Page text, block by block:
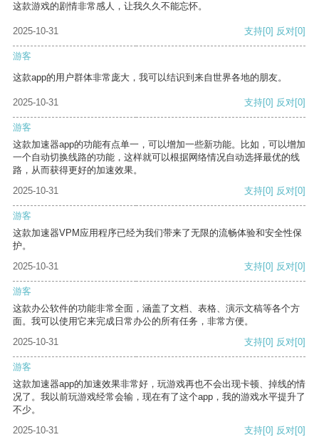
这款游戏的剧情非常感人，让我久久不能忘怀。
2025-10-31 支持[0] 反对[0]
游客
这款app的用户群体非常庞大，我可以结识到来自世界各地的朋友。
2025-10-31 支持[0] 反对[0]
游客
这款加速器app的功能有点单一，可以增加一些新功能。比如，可以增加
一个自动切换线路的功能，这样就可以根据网络情况自动选择最优的线
路，从而获得更好的加速效果。
2025-10-31
支持[0] 反对[0]
游客
这款加速器VPM应用程序已经为我们带来了无限的流畅体验和安全性保
护。
2025-10-31
支持[0] 反对[0]
游客
这款办公软件的功能非常全面，涵盖了文档、表格、演示文稿等各个方
面。我可以使用它来完成日常办公的所有任务，非常方便。
2025-10-31
支持[0] 反对[0]
游客
这款加速器app的加速效果非常好，玩游戏再也不会出现卡顿、掉线的情
况了。我以前玩游戏经常会输，现在有了这个app，我的游戏水平提升了
不少。
2025-10-31
支持[0] 反对[0]